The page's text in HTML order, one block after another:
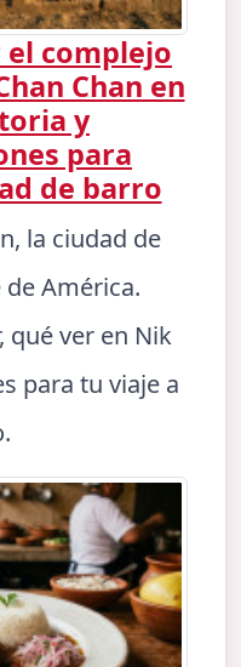
complejo
Chan en
y
para
de barro
la ciudad de
América.
qué ver en Nik
para tu viaje a